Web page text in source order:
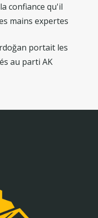
confiance qu'il
mains expertes
portait les
au parti AK